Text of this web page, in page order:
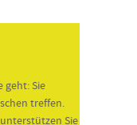
geht: Sie
treffen.
Sie